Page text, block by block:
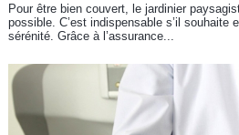
Pour être bien couvert, le jardinier
possible. C’est indispensable s’il souhaite
sérénité. Grâce à l’assurance...